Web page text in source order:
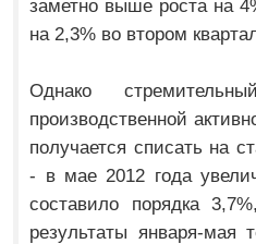
заметно выше роста на
на 2,3% во втором
Однако
производственной
получается списать на
- в мае 2012 года
составило порядка
результаты января-мая